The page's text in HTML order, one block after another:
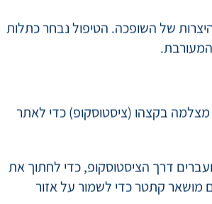
גברים, כיוון שהשופכה ארוכה יותר
בכל מקום לאורך השופכה בעקבות
פרוצדורה רפואית.
של השופכה. הטיפול נבחר כתלות
מצלמה בקצהו (ציסטוסקופ) כדי לאתר